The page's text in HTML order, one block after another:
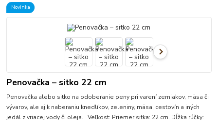
Novinka
Penovačka – sitko 22 cm
Penovačka alebo sitko na odoberanie peny pri varení zemiakov, mäsa či
vývarov, ale aj k naberaniu knedlíkov, zeleniny, mäsa, cestovín a iných
jedál z vriacej vody či oleja. Veľkost: Priemer sitka: 22 cm. Dĺžka rúčky: